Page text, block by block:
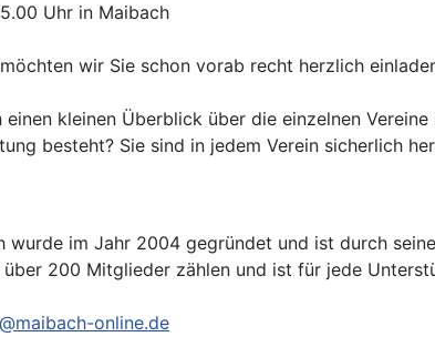
Uhr in Maibach
wir Sie schon vorab recht herzlich
kleinen Überblick über die einzelnen
besteht? Sie sind in jedem Verein sicherlich
wurde im Jahr 2004 gegründet und ist durch
200 Mitglieder zählen und ist für jede
online.de